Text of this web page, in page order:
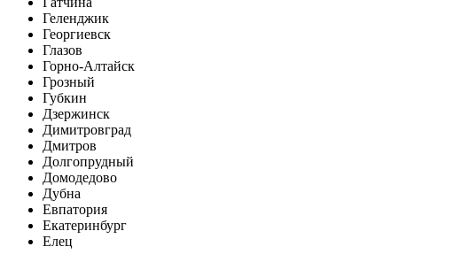
Геленджик
Георгиевск
Глазов
Горно-Алтайск
Грозный
Губкин
Дзержинск
Димитровград
Дмитров
Долгопрудный
Домодедово
Дубна
Евпатория
Екатеринбург
Елец